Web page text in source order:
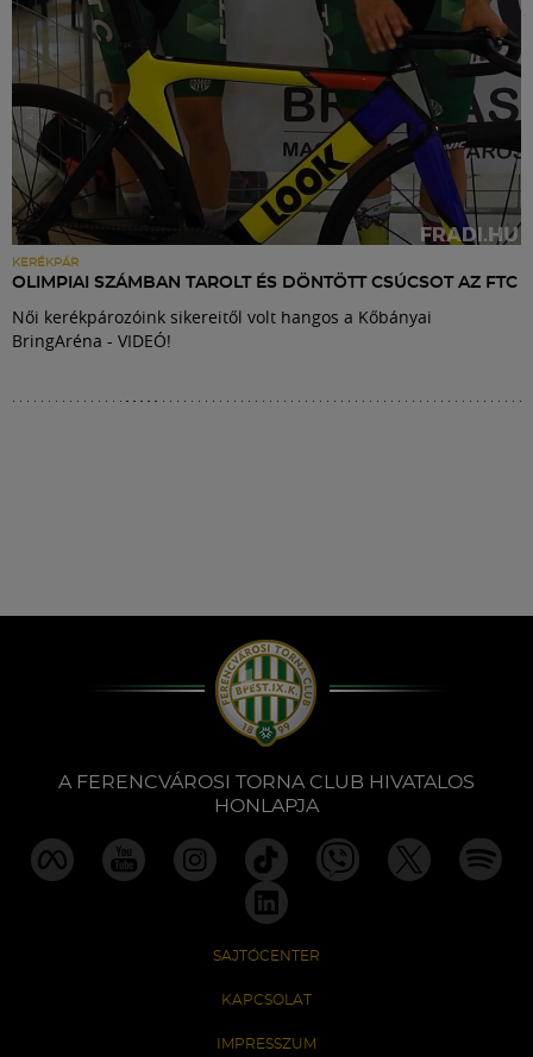
KERÉKPÁR
OLIMPIAI SZÁMBAN TAROLT ÉS DÖNTÖTT CSÚCSOT AZ FTC
Női kerékpározóink sikereitől volt hangos a Kőbányai
BringAréna - VIDEÓ!
A FERENCVÁROSI TORNA CLUB HIVATALOS
HONLAPJA
SAJTÓCENTER
KAPCSOLAT
IMPRESSZUM